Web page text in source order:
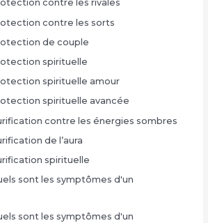
contre les rivales
contre les sorts
de couple
spirituelle
spirituelle amour
spirituelle avancée
contre les énergies sombres
de l’aura
spirituelle
sont les symptômes d'un
sont les symptômes d'un